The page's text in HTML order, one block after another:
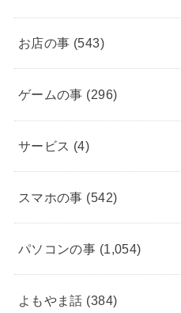
お店の事 (543)
ゲームの事 (296)
サービス (4)
スマホの事 (542)
パソコンの事 (1,054)
よもやま話 (384)